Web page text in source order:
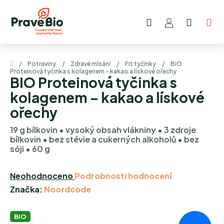
obsah
Hledat
Domů
/ Potraviny / Zdravé mlsání / Fit tyčinky /
BIO
Proteinová tyčinka s kolagenem – kakao a lískové ořechy
BIO Proteinová tyčinka s
kolagenem – kakao a lískové
ořechy
19 g bílkovin • vysoký obsah vlákniny • 3 zdroje
bílkovin • bez stévie a cukerných alkoholů • bez
sóji • 60 g
Průměrné
hodnocení
je
NeohodnocenoPodrobnosti hodnocení
Značka: Noordcode
BIO